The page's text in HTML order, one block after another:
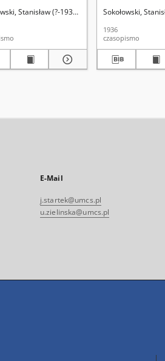
Stanisław (?-1938) RedakcjaSokołowski,
1936
czasopismo
E-Mail
j.startek@umcs.pl
u.zielinska@umcs.pl